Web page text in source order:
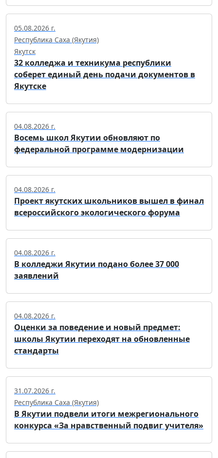
05.08.2026 г.
Республика Саха (Якутия)
Якутск
32 колледжа и техникума республики
соберет единый день подачи документов в
Якутске
04.08.2026 г.
Восемь школ Якутии обновляют по
федеральной программе модернизации
04.08.2026 г.
Проект якутских школьников вышел в финал
всероссийского экологического форума
04.08.2026 г.
В колледжи Якутии подано более 37 000
заявлений
04.08.2026 г.
Оценки за поведение и новый предмет:
школы Якутии переходят на обновленные
стандарты
31.07.2026 г.
Республика Саха (Якутия)
В Якутии подвели итоги межрегионального
конкурса «За нравственный подвиг учителя»